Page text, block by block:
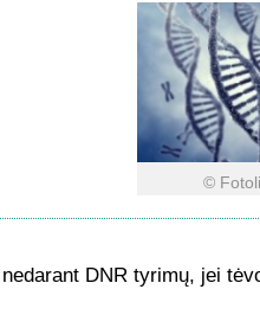
©
DNR tyrimų, jei